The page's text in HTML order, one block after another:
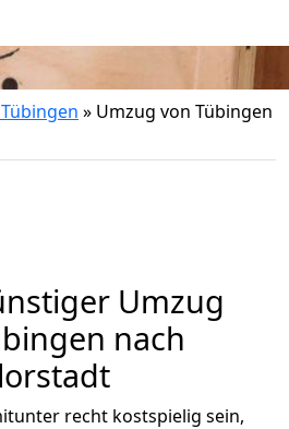
» Umzug von Tübingen
Umzug
nach
recht kostspielig sein,